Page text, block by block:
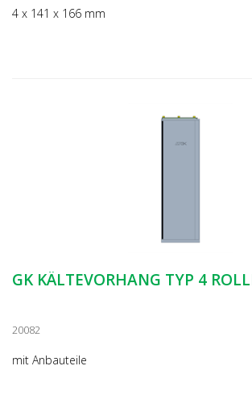
4 x 141 x 166 mm
GK KÄLTEVORHANG TYP 4
20082
mit Anbauteile